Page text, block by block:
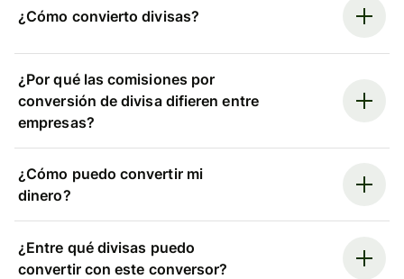
¿Cómo convierto divisas?
¿Por qué las comisiones por
conversión de divisa difieren entre
empresas?
¿Cómo puedo convertir mi
dinero?
¿Entre qué divisas puedo
convertir con este conversor?